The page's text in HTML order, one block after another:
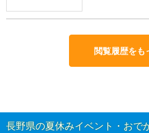
閲覧履歴をも
長野県の夏休みイベント・おで